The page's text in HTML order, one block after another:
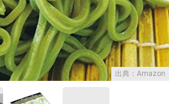
出典：Amazon